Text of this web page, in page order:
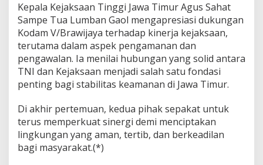
Kepala Kejaksaan Tinggi Jawa Timur Agus Sahat
Sampe Tua Lumban Gaol mengapresiasi dukungan
Kodam V/Brawijaya terhadap kinerja kejaksaan,
terutama dalam aspek pengamanan dan
pengawalan. Ia menilai hubungan yang solid antara
TNI dan Kejaksaan menjadi salah satu fondasi
penting bagi stabilitas keamanan di Jawa Timur.
Di akhir pertemuan, kedua pihak sepakat untuk
terus memperkuat sinergi demi menciptakan
lingkungan yang aman, tertib, dan berkeadilan
bagi masyarakat.(*)